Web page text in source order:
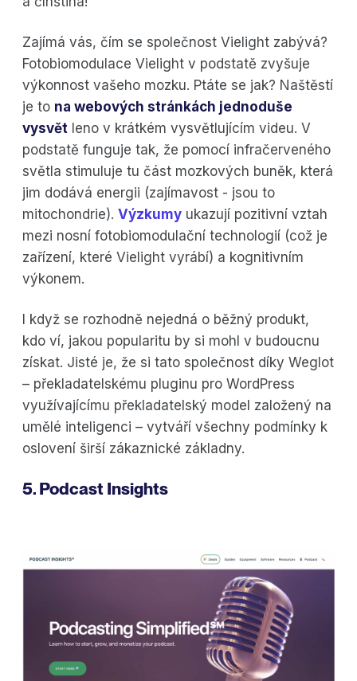
Zajímá vás, čím se společnost Vielight zabývá?
Fotobiomodulace Vielight v podstatě zvyšuje
výkonnost vašeho mozku. Ptáte se jak? Naštěstí
je to na webových stránkách jednoduše
vysvět leno v krátkém vysvětlujícím videu. V
podstatě funguje tak, že pomocí infračerveného
světla stimuluje tu část mozkových buněk, která
jim dodává energii (zajímavost - jsou to
mitochondrie). Výzkumy ukazují pozitivní vztah
mezi nosní fotobiomodulační technologií (což je
zařízení, které Vielight vyrábí) a kognitivním
výkonem.
I když se rozhodně nejedná o běžný produkt,
kdo ví, jakou popularitu by si mohl v budoucnu
získat. Jisté je, že si tato společnost díky Weglot
– překladatelskému pluginu pro WordPress
využívajícímu překladatelský model založený na
umělé inteligenci – vytváří všechny podmínky k
oslovení širší zákaznické základny.
5. Podcast Insights